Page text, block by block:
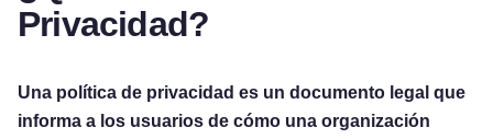
Privacidad?
Una política de privacidad es un documento legal que
informa a los usuarios de cómo una organización